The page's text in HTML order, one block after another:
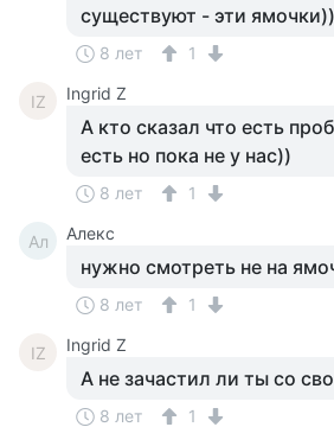
существуют - эти
8 лет 1
IZ Ingrid Z
А кто сказал что есть
есть но пока не у нас))
8 лет 1
Ал Алекс
нужно смотреть не на
8 лет 1
IZ Ingrid Z
А не зачастил ли ты со
8 лет 1